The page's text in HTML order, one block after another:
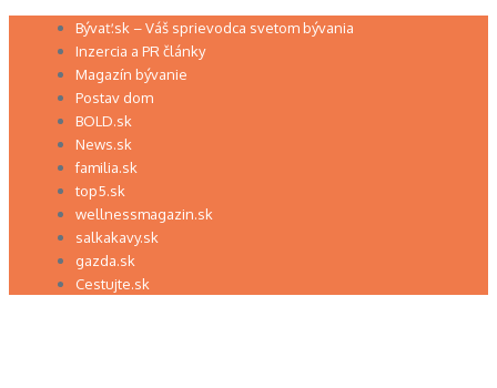
Preskočiť Bývať.sk – Váš sprievodca svetom bývania
Inzercia a PR články
Magazín bývanie
Postav dom
BOLD.sk
News.sk
familia.sk
top5.sk
wellnessmagazin.sk
salkakavy.sk
gazda.sk
Cestujte.sk